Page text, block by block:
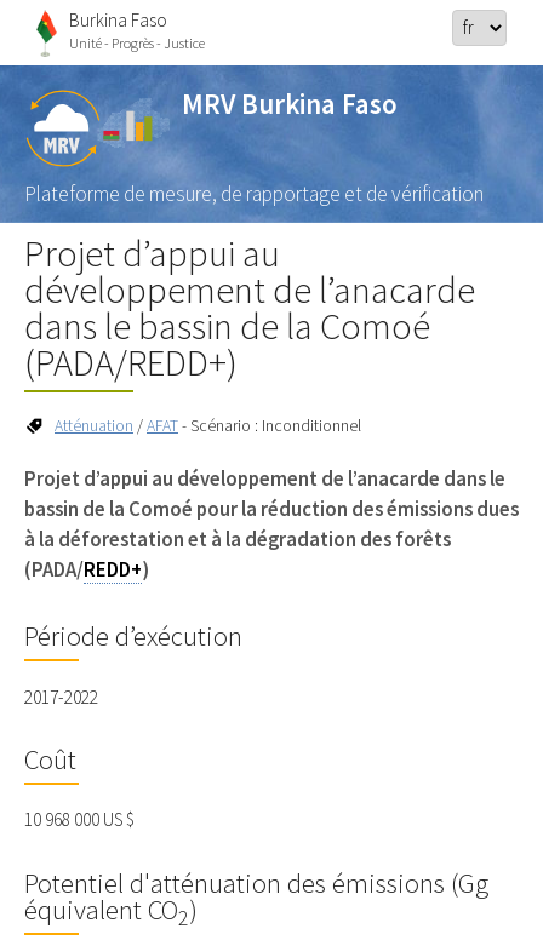
Burkina Faso
Unité - Progrès - Justice
MRV Burkina Faso
Plateforme de mesure, de rapportage et de vérification
Projet d’appui au
développement de l’anacarde
dans le bassin de la Comoé
(PADA/REDD+)
Atténuation /AFAT- Scénario : Inconditionnel
Projet d’appui au développement de l’anacarde dans le
bassin de la Comoé pour la réduction des émissions dues
à la déforestation et à la dégradation des forêts
(PADA/REDD+)
Période d’exécution
2017-2022
Coût
10 968 000 US $
Potentiel d'atténuation des émissions (Gg
équivalent CO2)